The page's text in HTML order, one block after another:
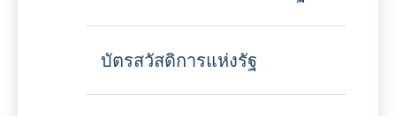
บัตรสวัสดิการแห่งรัฐ